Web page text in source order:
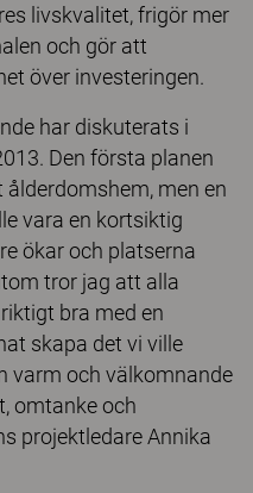
livskvalitet, frigör mer
och gör att
över investeringen.
har diskuterats i
Den första planen
men en
vara en kortsiktig
ökar och platserna
tror jag att alla
bra med en
skapa det vi ville
varm och välkomnande
omtanke och
projektledare Annika